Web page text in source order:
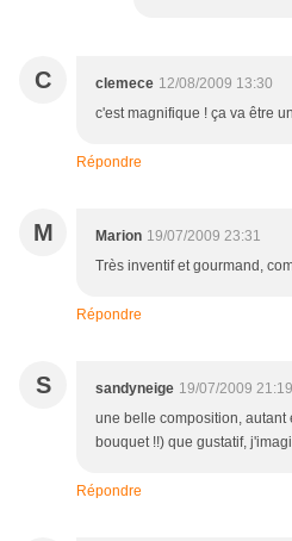
C clemece 12/08/2009 13:30
c'est magnifique ! ça va être
Répondre
M Marion 19/07/2009 23:31
Très inventif et gourmand,
Répondre
S sandyneige 19/07/2009 21:19
une belle composition, autant
bouquet !!) que gustatif,
Répondre